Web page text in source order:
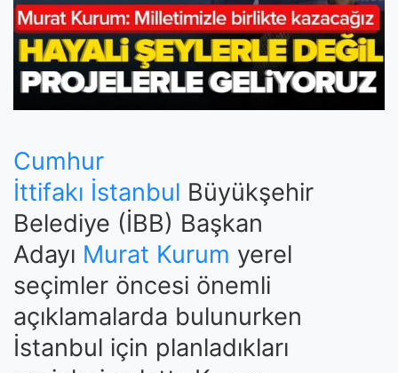
Cumhur
İttifakı İstanbul Büyükşehir
Belediye (İBB) Başkan
Adayı Murat Kurum yerel
seçimler öncesi önemli
açıklamalarda bulunurken
İstanbul için planladıkları